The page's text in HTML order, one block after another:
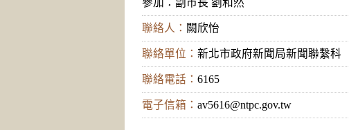
聯絡人： 闕欣怡
聯絡單位： 新北市政府新聞局新聞聯繫科
聯絡電話： 6165
電子信箱： av5616@ntpc.gov.tw